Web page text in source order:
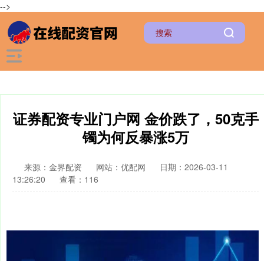
-->
证券配资专业门户网 金价跌了，50克手
镯为何反暴涨5万
来源：金界配资 网站：优配网
日期：2026-03-11
13:26:20
查看：116